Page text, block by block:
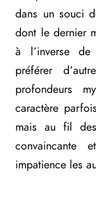
dans un souci
dont le dernier
à l’inverse de
préférer
profondeurs
caractère
mais au fil
convaincante
impatience les